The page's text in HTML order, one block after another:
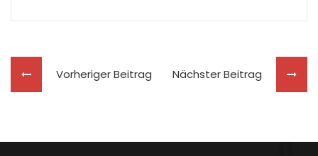
Vorheriger Beitrag Nächster Beitrag